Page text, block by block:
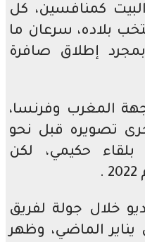
كمنافسين، كل
بلاده، سرعان ما
إطلاق صافرة
المغرب وفرنسا،
تصويره قبل نحو
بلقاء حكيمي، لكن
خلال جولة لفريق
الماضي، وظهر